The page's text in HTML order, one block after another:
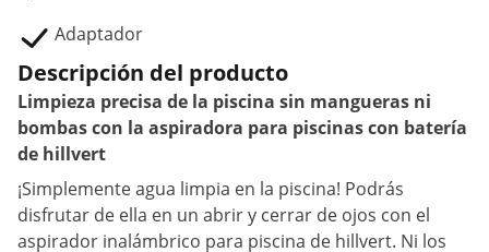
Adaptador
Descripción del producto
Limpieza precisa de la piscina sin mangueras ni
bombas con la aspiradora para piscinas con batería
de hillvert
¡Simplemente agua limpia en la piscina! Podrás
disfrutar de ella en un abrir y cerrar de ojos con el
aspirador inalámbrico para piscina de hillvert. Ni los